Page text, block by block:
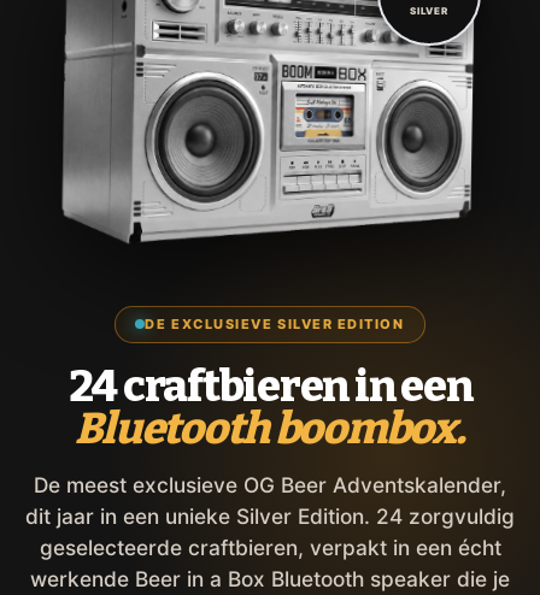
DE EXCLUSIEVE SILVER EDITION
24 craftbieren in een
Bluetooth boombox.
De meest exclusieve OG Beer Adventskalender,
dit jaar in een unieke Silver Edition. 24 zorgvuldig
geselecteerde craftbieren, verpakt in een écht
werkende Beer in a Box Bluetooth speaker die je
SILVER